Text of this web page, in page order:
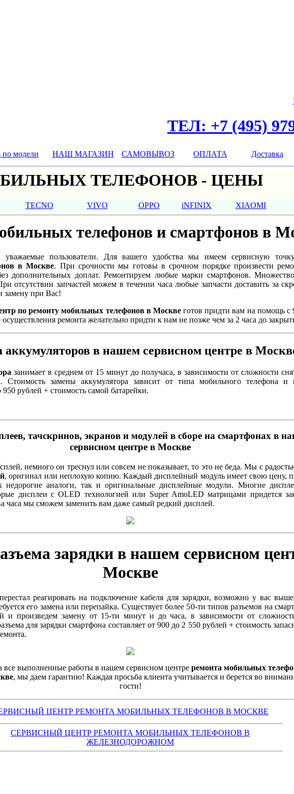
ТЕЛ: +7 (495)
по модели НАШ МАГАЗИН САМОВЫВОЗ ОПЛАТА Доставка
ТЕЛЕФОНОВ - ЦЕНЫ
TECNO VIVO OPPO iNFINIX XIAOMI
телефонов и смартфонов в
уважаемые пользователи. Для вашего удобства мы имеем сервисную
в Москве. При срочности мы готовы в срочном порядке произвести
дополнительных доплат. Ремонтируем любые марки смартфонов.
отсутствии запчастей можем в течении часа любые запчасти доставить за
замену при Вас!
по ремонту мобильных телефонов в Москвеготов придти вам на помощь с
ремонта желательно придти к нам не позже чем за 2 часа до
аккумуляторов в нашем сервисном центре в
занимает в среднем от 15 минут до получаса, в зависимости от сложности
Стоимость замены аккумулятора зависит от типа мобильного телефона и
950 рублей + стоимость самой батарейки.
тачскринов, экранов и модулей в сборе на смартфонах в
сервисном центре в Москве
немного он треснул или совсем не показывает, то это не беда. Мы с
, оригинал или неплохую копию. Каждый дисплейный модуль имеет свою цену,
недорогие аналоги, так и оригинальные дисплейные модули. Многие
дисплеи с OLED технологией или Super AmoLED матрицами придется
часа мы сможем заменить вам даже самый редкий дисплей.
зарядки в нашем сервисном
Москве
реагировать на подключение кабеля для зарядки, возможно у вас
его замена или перепайка. Существует более 50-ти типов разъемов на
и произведем замену от 15-ти минут и до часа, в зависимости от
для зарядки смартфона составляет от 900 до 2 550 рублей + стоимость
все выполненные работы в нашем сервисном центре ремонта мобильных
, мы даем гарантию! Каждая просьба клиента учитывается и берется во
гости!
ЦЕНТР РЕМОНТА МОБИЛЬНЫХ ТЕЛЕФОНОВ В МОСКВЕ
СЕРВИСНЫЙ ЦЕНТР РЕМОНТА МОБИЛЬНЫХ ТЕЛЕФОНОВ В
ЖЕЛЕЗНОДОРОЖНОМ